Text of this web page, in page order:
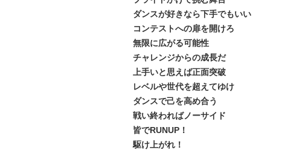
ダンスが好きなら下手でもいい
コンテストへの扉を開けろ
無限に広がる可能性
チャレンジからの成長だ
上手いと思えば正面突破
レベルや世代を超えてゆけ
ダンスで己を高め合う
戦い終わればノーサイド
皆でRUNUP！
駆け上がれ！